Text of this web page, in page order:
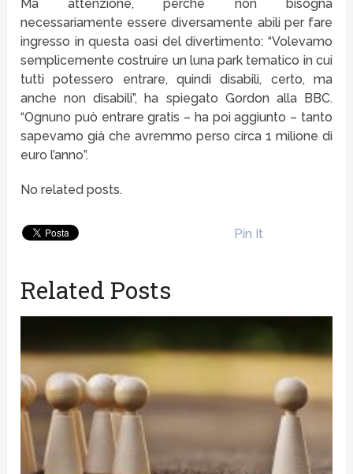
Ma attenzione, perché non bisogna
necessariamente essere diversamente abili per fare
ingresso in questa oasi del divertimento: “Volevamo
semplicemente costruire un luna park tematico in cui
tutti potessero entrare, quindi disabili, certo, ma
anche non disabili”, ha spiegato Gordon alla BBC.
“Ognuno può entrare gratis – ha poi aggiunto – tanto
sapevamo già che avremmo perso circa 1 milione di
euro l’anno”.
No related posts.
Pin It
Related Posts